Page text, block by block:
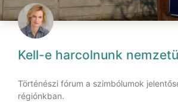
Kell-e harcolnunk
Történészi fórum a szimbólumok
régiónkban.